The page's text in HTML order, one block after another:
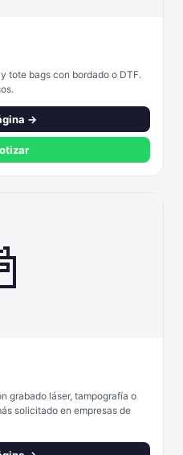
tote bags con bordado o DTF.
→
grabado láser, tampografía o
solicitado en empresas de